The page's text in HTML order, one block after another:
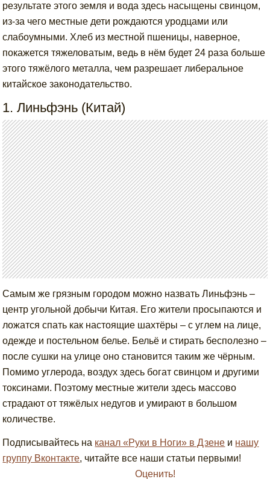
результате этого земля и вода здесь насыщены свинцом,
из-за чего местные дети рождаются уродцами или
слабоумными. Хлеб из местной пшеницы, наверное,
покажется тяжеловатым, ведь в нём будет 24 раза больше
этого тяжёлого металла, чем разрешает либеральное
китайское законодательство.
1. Линьфэнь (Китай)
Самым же грязным городом можно назвать Линьфэнь –
центр угольной добычи Китая. Его жители просыпаются и
ложатся спать как настоящие шахтёры – с углем на лице,
одежде и постельном белье. Бельё и стирать бесполезно –
после сушки на улице оно становится таким же чёрным.
Помимо углерода, воздух здесь богат свинцом и другими
токсинами. Поэтому местные жители здесь массово
страдают от тяжёлых недугов и умирают в большом
количестве.
Подписывайтесь на канал «Руки в Ноги» в Дзене и нашу
группу Вконтакте, читайте все наши статьи первыми!
Оценить!